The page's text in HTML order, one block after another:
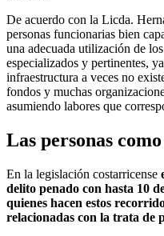
De acuerdo con la Licda.
personas funcionarias bien
una adecuada utilización de
especializados y pertinentes,
infraestructura a veces no
fondos y muchas
asumiendo labores que
Las personas
En la legislación costarricense
delito penado con hasta 10
quienes hacen estos
relacionadas con la trata de